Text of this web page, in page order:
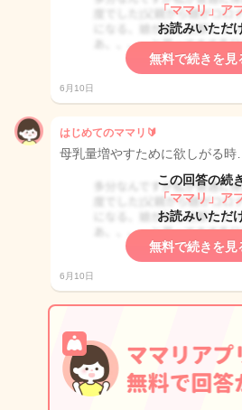
「ママリ」ア
お読みいただ
無料で続きを見
6月10日
はじめてのママリ🔰
母乳量増やすために欲しがる時…
この回答の続
「ママリ」ア
お読みいただ
無料で続きを見
6月10日